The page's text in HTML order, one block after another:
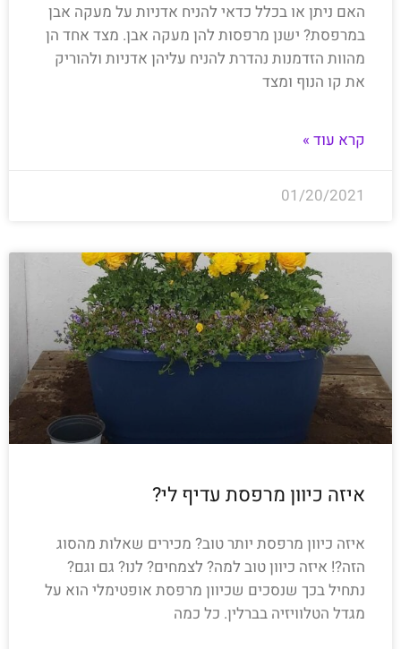
האם ניתן או בכלל כדאי להניח אדניות על מעקה אבן
במרפסת? ישנן מרפסות להן מעקה אבן. מצד אחד הן
מהוות הזדמנות נהדרת להניח עליהן אדניות ולהוריק
את קו הנוף ומצד
קרא עוד »
01/20/2021
איזה כיוון מרפסת עדיף לי?
איזה כיוון מרפסת יותר טוב? מכירים שאלות מהסוג
הזה?! איזה כיוון טוב למה? לצמחים? לנו? גם וגם?
נתחיל בכך שנסכים שכיוון מרפסת אופטימלי הוא על
מגדל הטלוויזיה בברלין. כל כמה